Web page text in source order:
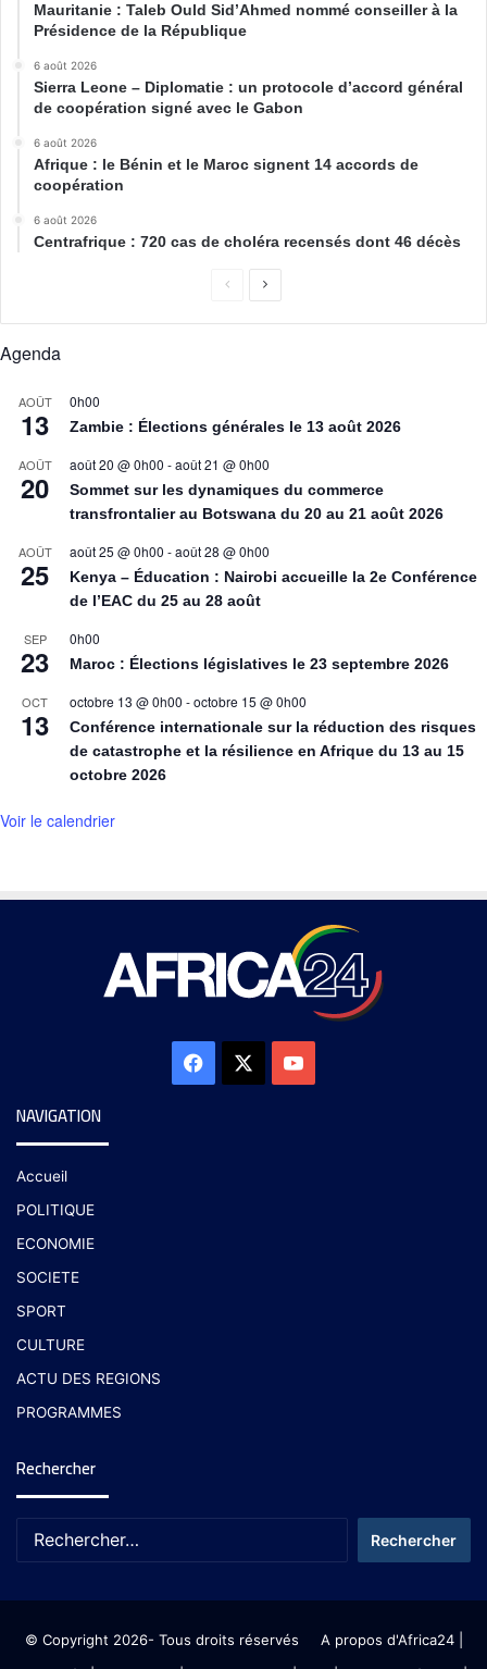
Mauritanie : Taleb Ould Sid’Ahmed nommé conseiller à la
Présidence de la République
6 août 2026
Sierra Leone – Diplomatie : un protocole d’accord général
de coopération signé avec le Gabon
6 août 2026
Afrique : le Bénin et le Maroc signent 14 accords de
coopération
6 août 2026
Centrafrique : 720 cas de choléra recensés dont 46 décès
Agenda
AOÛT
13
0h00
Zambie : Élections générales le 13 août 2026
AOÛT
20
août 20 @ 0h00 -août 21 @ 0h00
Sommet sur les dynamiques du commerce
transfrontalier au Botswana du 20 au 21 août 2026
AOÛT
25
août 25 @ 0h00 -août 28 @ 0h00
Kenya – Éducation : Nairobi accueille la 2e Conférence
de l’EAC du 25 au 28 août
SEP
23
0h00
Maroc : Élections législatives le 23 septembre 2026
OCT
13
octobre 13 @ 0h00 -octobre 15 @ 0h00
Conférence internationale sur la réduction des risques
de catastrophe et la résilience en Afrique du 13 au 15
octobre 2026
Voir le calendrier
NAVIGATION
Accueil
POLITIQUE
ECONOMIE
SOCIETE
SPORT
CULTURE
ACTU DES REGIONS
PROGRAMMES
Rechercher
© Copyright 2026- Tous droits réservés A propos d'Africa24|